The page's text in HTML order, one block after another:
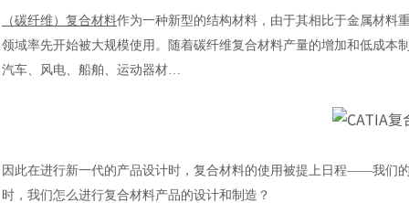
（碳纤维）复合材料作为一种新型的结构材料，由于其相比于金属材料
领域率先开始被大规模使用。随着碳纤维复合材料产量的增加和低成
汽车、风电、船舶、运动器材…
因此在进行新一代的产品设计时，复合材料的使用被提上日程——我们的
时，我们怎么进行复合材料产品的设计和制造？